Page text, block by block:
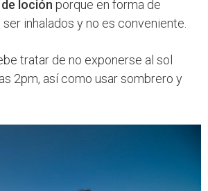
loción porque en forma de
inhalados y no es conveniente.
tratar de no exponerse al sol
2pm, así como usar sombrero y